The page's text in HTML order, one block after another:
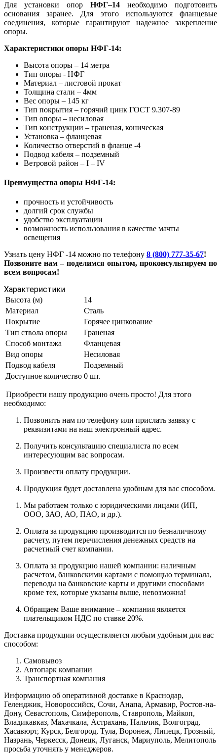
Для установки опор НФГ–14 необходимо подготовить
основания заранее. Для этого используются фланцевые
соединения, которые гарантируют надежное закрепление
опоры.
Характеристики опоры НФГ-14:
Высота опоры – 14 метра
Тип опоры - НФГ
Материал – листовой прокат
Толщина стали – 4мм
Вес опоры – 145 кг
Тип покрытия – горячий цинк ГОСТ 9.307-89
Тип опоры – несиловая
Тип конструкции – граненая, коническая
Установка – фланцевая
Количество отверстий в фланце -4
Подвод кабеля – подземный
Ветровой район – I – IV
Преимущества опоры НФГ-14:
прочность и устойчивость
долгий срок службы
удобство эксплуатации
возможность использования в качестве мачты
освещения
Узнать цену НФГ -14 можно по телефону 8 (800) 777-35-67!
Позвоните нам – поделимся опытом, проконсультируем по
всем вопросам!
Характеристики
Высота (м)
14
Материал
Сталь
Покрытие
Горячее цинкование
Тип ствола опоры
Граненая
Способ монтажа
Фланцевая
Вид опоры
Несиловая
Подвод кабеля
Подземный
Доступное количество 0 шт.
Приобрести нашу продукцию очень просто! Для этого
необходимо:
Позвонить нам по телефону или прислать заявку с
реквизитами на наш электронный адрес.
Получить консультацию специалиста по всем
интересующим вас вопросам.
Произвести оплату продукции.
Продукция будет доставлена удобным для вас способом.
Мы работаем только с юридическими лицами (ИП,
ООО, ЗАО, АО, ПАО, и др.).
Оплата за продукцию производится по безналичному
расчету, путем перечисления денежных средств на
расчетный счет компании.
Оплата за продукцию нашей компании: наличным
расчетом, банковскими картами с помощью терминала,
переводы на банковские карты и другими способами
кроме тех, которые указаны выше, невозможна!
Обращаем Ваше внимание – компания является
плательщиком НДС по ставке 20%.
Доставка продукции осуществляется любым удобным для вас
способом:
Самовывоз
Автопарк компании
Транспортная компания
Информацию об оперативной доставке в Краснодар,
Геленджик, Новороссийск, Сочи, Анапа, Армавир, Ростов-на-
Дону, Севастополь, Симферополь, Ставрополь, Майкоп,
Владикавказ, Махачкала, Астрахань, Нальчик, Волгоград,
Хасавюрт, Курск, Белгород, Тула, Воронеж, Липецк, Грозный,
Назрань, Черкесск, Донецк, Луганск, Мариуполь, Мелитополь
просьба уточнять у менеджеров.